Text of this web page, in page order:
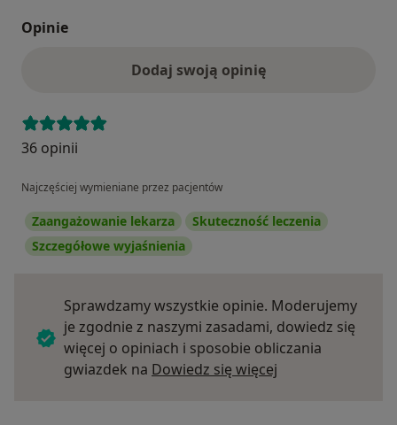
Opinie
Dodaj swoją opinię
36 opinii
Najczęściej wymieniane przez pacjentów
Zaangażowanie lekarza
Skuteczność leczenia
Szczegółowe wyjaśnienia
Sprawdzamy wszystkie opinie. Moderujemy
je zgodnie z naszymi zasadami, dowiedz się
więcej o opiniach i sposobie obliczania
gwiazdek na Dowiedz się więcej